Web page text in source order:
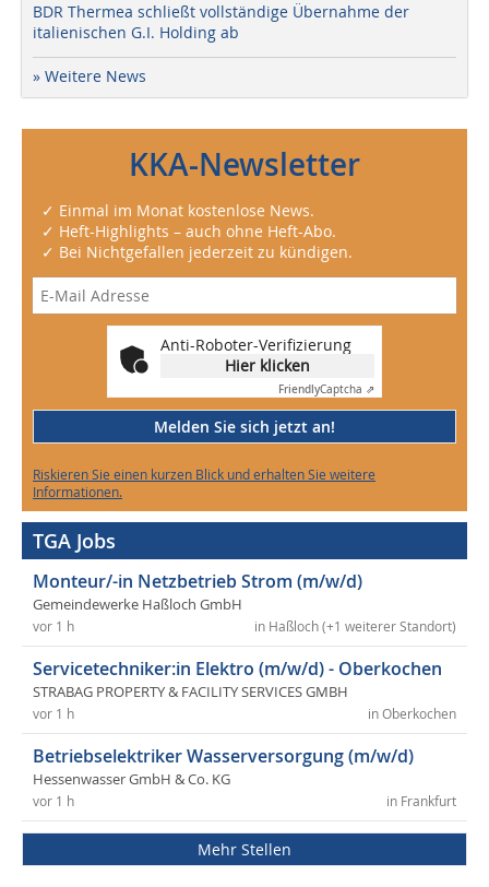
BDR Thermea schließt vollständige Übernahme der
italienischen G.I. Holding ab
» Weitere News
KKA-Newsletter
✓ Einmal im Monat kostenlose News.
✓ Heft-Highlights – auch ohne Heft-Abo.
✓ Bei Nichtgefallen jederzeit zu kündigen.
Anti-Roboter-Verifizierung
Hier klicken
FriendlyCaptcha ⇗
Melden Sie sich jetzt an!
Riskieren Sie einen kurzen Blick und erhalten Sie weitere
Informationen.
TGA Jobs
Monteur/-in Netzbetrieb Strom (m/w/d)
Gemeindewerke Haßloch GmbH
in Haßloch (+1 weiterer Standort)
vor 1 h
Servicetechniker:in Elektro (m/w/d) - Oberkochen
STRABAG PROPERTY & FACILITY SERVICES GMBH
in Oberkochen
vor 1 h
Betriebselektriker Wasserversorgung (m/w/d)
Hessenwasser GmbH & Co. KG
in Frankfurt
vor 1 h
Mehr Stellen